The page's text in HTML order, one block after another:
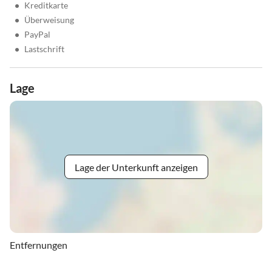
• Kreditkarte
• Überweisung
• PayPal
• Lastschrift
Lage
Lage der Unterkunft anzeigen
Entfernungen